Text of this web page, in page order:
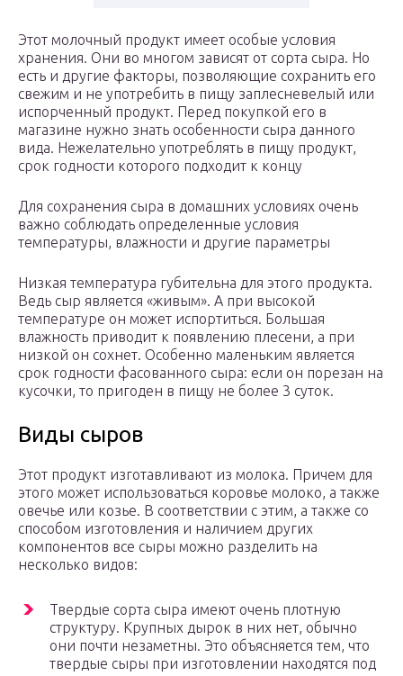
Этот молочный продукт имеет особые условия
хранения. Они во многом зависят от сорта сыра. Но
есть и другие факторы, позволяющие сохранить его
свежим и не употребить в пищу заплесневелый или
испорченный продукт. Перед покупкой его в
магазине нужно знать особенности сыра данного
вида. Нежелательно употреблять в пищу продукт,
срок годности которого подходит к концу
Для сохранения сыра в домашних условиях очень
важно соблюдать определенные условия
температуры, влажности и другие параметры
Низкая температура губительна для этого продукта.
Ведь сыр является «живым». А при высокой
температуре он может испортиться. Большая
влажность приводит к появлению плесени, а при
низкой он сохнет. Особенно маленьким является
срок годности фасованного сыра: если он порезан на
кусочки, то пригоден в пищу не более 3 суток.
Виды сыров
Этот продукт изготавливают из молока. Причем для
этого может использоваться коровье молоко, а также
овечье или козье. В соответствии с этим, а также со
способом изготовления и наличием других
компонентов все сыры можно разделить на
несколько видов:
Твердые сорта сыра имеют очень плотную
структуру. Крупных дырок в них нет, обычно
они почти незаметны. Это объясняется тем, что
твердые сыры при изготовлении находятся под